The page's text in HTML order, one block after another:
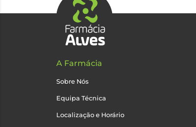
A Farmácia
Sobre Nós
Equipa Técnica
Localização e Horário